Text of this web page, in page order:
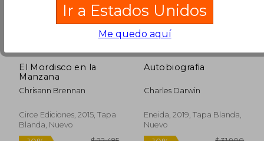
$ 128.766
$ 64.383
10%
dcto.
El Mordisco en la
Manzana
Chrisann Brennan
Circe Ediciones, 2015, Tapa
Blanda, Nuevo
Autobiografia
Charles Darwin
Eneida, 2019, Tapa Blanda,
Nuevo
Ir a Estados Unidos
Me quedo aquí